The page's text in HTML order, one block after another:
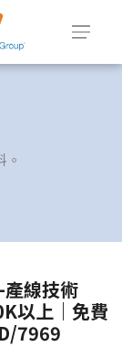
線技術
以上｜免費
7969